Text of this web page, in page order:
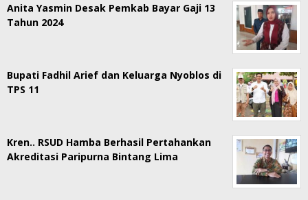
Anita Yasmin Desak Pemkab Bayar Gaji 13
Tahun 2024
Bupati Fadhil Arief dan Keluarga Nyoblos di
TPS 11
Kren.. RSUD Hamba Berhasil Pertahankan
Akreditasi Paripurna Bintang Lima